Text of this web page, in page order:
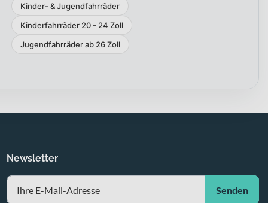
Kinder- & Jugendfahrräder
Kinderfahrräder 20 - 24 Zoll
Jugendfahrräder ab 26 Zoll
Newsletter
Senden